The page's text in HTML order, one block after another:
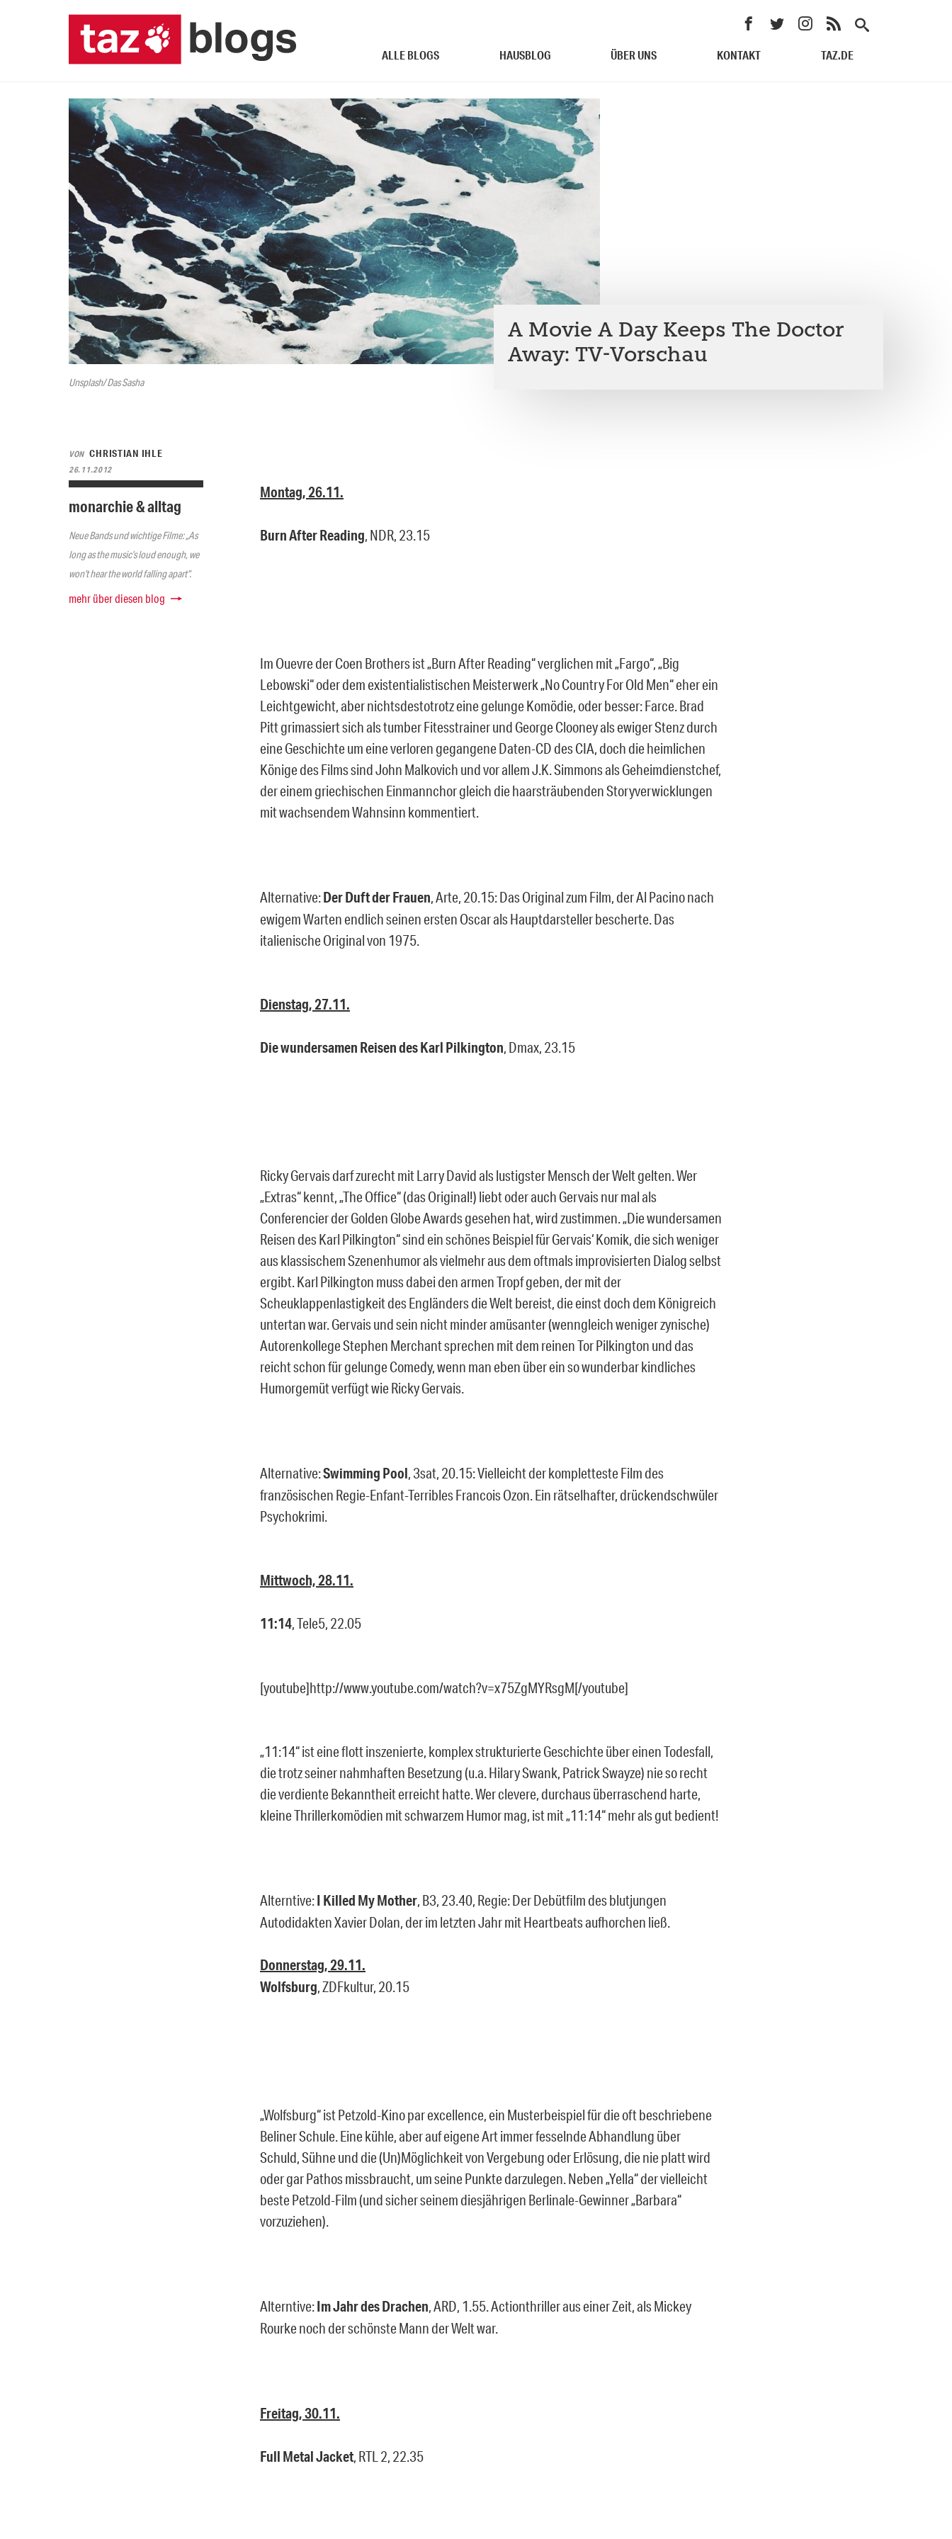
ALLE BLOGS HAUSBLOG ÜBER UNS KONTAKT TAZ.DE
Unsplash/ Das Sasha
A Movie A Day Keeps The Doctor
Away: TV-Vorschau
VON CHRISTIAN IHLE
26.11.2012
monarchie & alltag
Neue Bands und wichtige Filme: „As
long as the music’s loud enough, we
won’t hear the world falling apart“.
mehr über diesen blog
Montag, 26.11.
Burn After Reading, NDR, 23.15
Im Ouevre der Coen Brothers ist „Burn After Reading“ verglichen mit „Fargo“, „Big
Lebowski“ oder dem existentialistischen Meisterwerk „No Country For Old Men“ eher ein
Leichtgewicht, aber nichtsdestotrotz eine gelunge Komödie, oder besser: Farce. Brad
Pitt grimassiert sich als tumber Fitesstrainer und George Clooney als ewiger Stenz durch
eine Geschichte um eine verloren gegangene Daten-CD des CIA, doch die heimlichen
Könige des Films sind John Malkovich und vor allem J.K. Simmons als Geheimdienstchef,
der einem griechischen Einmannchor gleich die haarsträubenden Storyverwicklungen
mit wachsendem Wahnsinn kommentiert.
Alternative:Der Duft der Frauen, Arte, 20.15: Das Original zum Film, der Al Pacino nach
ewigem Warten endlich seinen ersten Oscar als Hauptdarsteller bescherte. Das
italienische Original von 1975.
Dienstag, 27.11.
Die wundersamen Reisen des Karl Pilkington, Dmax, 23.15
Ricky Gervais darf zurecht mit Larry David als lustigster Mensch der Welt gelten. Wer
„Extras“ kennt, „The Office“ (das Original!) liebt oder auch Gervais nur mal als
Conferencier der Golden Globe Awards gesehen hat, wird zustimmen. „Die wundersamen
Reisen des Karl Pilkington“ sind ein schönes Beispiel für Gervais‘ Komik, die sich weniger
aus klassischem Szenenhumor als vielmehr aus dem oftmals improvisierten Dialog selbst
ergibt. Karl Pilkington muss dabei den armen Tropf geben, der mit der
Scheuklappenlastigkeit des Engländers die Welt bereist, die einst doch dem Königreich
untertan war. Gervais und sein nicht minder amüsanter (wenngleich weniger zynische)
Autorenkollege Stephen Merchant sprechen mit dem reinen Tor Pilkington und das
reicht schon für gelunge Comedy, wenn man eben über ein so wunderbar kindliches
Humorgemüt verfügt wie Ricky Gervais.
Alternative:Swimming Pool, 3sat, 20.15: Vielleicht der kompletteste Film des
französischen Regie-Enfant-Terribles Francois Ozon. Ein rätselhafter, drückendschwüler
Psychokrimi.
Mittwoch, 28.11.
11:14, Tele5, 22.05
[youtube]http://www.youtube.com/watch?v=x75ZgMYRsgM[/youtube]
„11:14“ ist eine flott inszenierte, komplex strukturierte Geschichte über einen Todesfall,
die trotz seiner nahmhaften Besetzung (u.a. Hilary Swank, Patrick Swayze) nie so recht
die verdiente Bekanntheit erreicht hatte. Wer clevere, durchaus überraschend harte,
kleine Thrillerkomödien mit schwarzem Humor mag, ist mit „11:14“ mehr als gut bedient!
Alterntive:I Killed My Mother, B3, 23.40, Regie: Der Debütfilm des blutjungen
Autodidakten Xavier Dolan, der im letzten Jahr mit Heartbeats aufhorchen ließ.
Donnerstag, 29.11.
Wolfsburg, ZDFkultur, 20.15
„Wolfsburg“ ist Petzold-Kino par excellence, ein Musterbeispiel für die oft beschriebene
Beliner Schule. Eine kühle, aber auf eigene Art immer fesselnde Abhandlung über
Schuld, Sühne und die (Un)Möglichkeit von Vergebung oder Erlösung, die nie platt wird
oder gar Pathos missbraucht, um seine Punkte darzulegen. Neben „Yella“ der vielleicht
beste Petzold-Film (und sicher seinem diesjährigen Berlinale-Gewinner „Barbara“
vorzuziehen).
Alterntive:Im Jahr des Drachen, ARD, 1.55. Actionthriller aus einer Zeit, als Mickey
Rourke noch der schönste Mann der Welt war.
Freitag, 30.11.
Full Metal Jacket, RTL 2, 22.35